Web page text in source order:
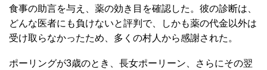
食事の助言を与え、薬の効き目を確認した。彼の診断は、
どんな医者にも負けないと評判で、しかも薬の代金以外は
受け取らなかったため、多くの村人から感謝された。
ポーリングが3歳のとき、長女ポーリーン、さらにその翌